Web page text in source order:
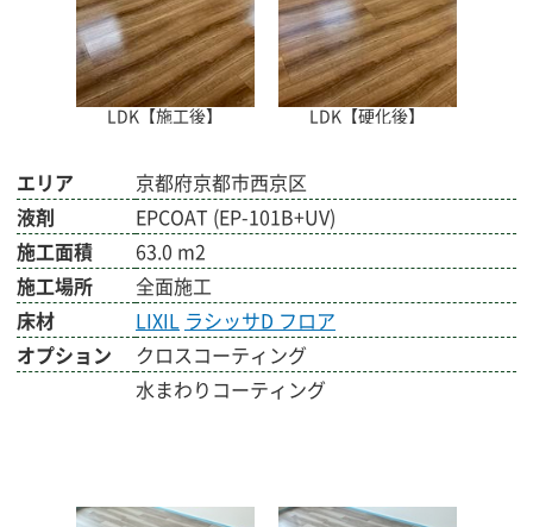
LDK【施工後】 LDK【硬化後】
エリア
京都府京都市西京区
液剤
EPCOAT (EP-101B+UV)
施工面積
63.0 m2
施工場所
全面施工
床材
LIXIL ラシッサD フロア
オプション
クロスコーティング
水まわりコーティング